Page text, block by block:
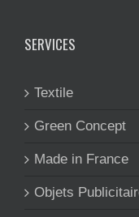
SERVICES
Textile
Green Concept
Made in France
Objets